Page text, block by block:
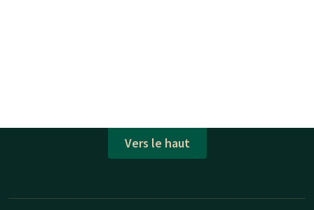
Vers le haut